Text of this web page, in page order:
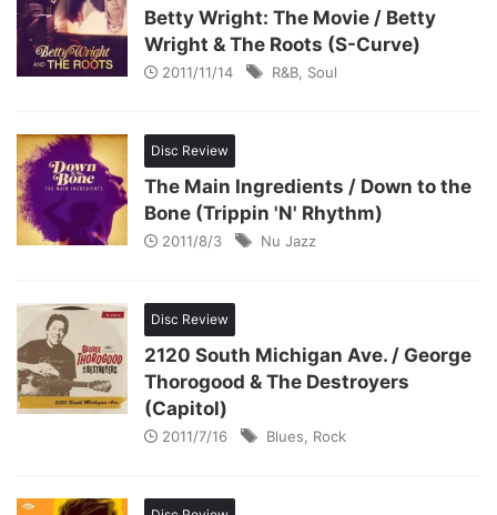
Betty Wright: The Movie / Betty
Wright & The Roots (S-Curve)
2011/11/14 R&B Soul
Disc Review
The Main Ingredients / Down to the
Bone (Trippin 'N' Rhythm)
2011/8/3 Nu Jazz
Disc Review
2120 South Michigan Ave. / George
Thorogood & The Destroyers
(Capitol)
2011/7/16 Blues Rock